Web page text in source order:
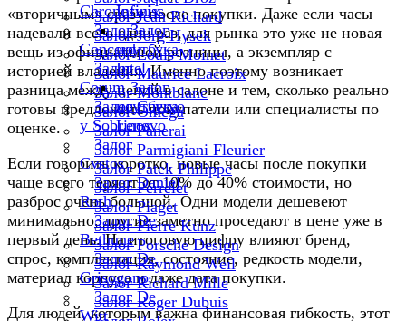
Залог Jean Richard
Залог Jorg Hysek
Залог Louis Moinet
Залог Maurice Lacroix
Залог Montblanc
Залог Omega
Залог Panerai
Залог Parmigiani Fleurier
Залог Patek Philippe
Залог Perrelet
Залог Piaget
Залог Pierre Kunz
Залог Porsche Design
Залог Raymond Weil
Залог Richard Mille
Залог Roger Dubuis
Chronoswiss
Залог
Concord
Залог
Corum
Залог Cuervo
y Sobrinos
Залог
Cvstos
Залог Daniel
Roth
Залог De
Bethune
Залог De
Grisogono
Залог De
Witt
Infinix
Залог
ноутбука
Intel
Залог
ноутбука
Lenovo
«вторичным» сразу после покупки. Даже если часы
надевали всего один раз, для рынка это уже не новая
вещь из официальной розницы, а экземпляр с
историей владения. Именно поэтому возникает
разница между ценой в салоне и тем, сколько реально
готовы предложить покупатели или специалисты по
оценке.
Если говорить коротко, новые часы после покупки
чаще всего теряют от 10% до 40% стоимости, но
разброс очень большой. Одни модели дешевеют
минимально, другие заметно проседают в цене уже в
первый день. На итоговую цифру влияют бренд,
спрос, комплектация, состояние, редкость модели,
материал корпуса и даже дата покупки.
Для людей, которым важна финансовая гибкость, этот